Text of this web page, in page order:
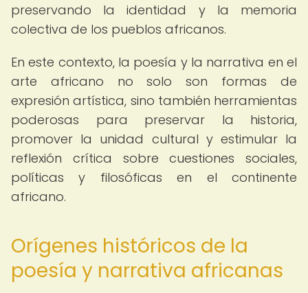
preservando la identidad y la memoria
colectiva de los pueblos africanos.
En este contexto, la poesía y la narrativa en el
arte africano no solo son formas de
expresión artística, sino también herramientas
poderosas para preservar la historia,
promover la unidad cultural y estimular la
reflexión crítica sobre cuestiones sociales,
políticas y filosóficas en el continente
africano.
Orígenes históricos de la
poesía y narrativa africanas